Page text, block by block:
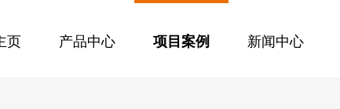
页 产品中心 项目案例 新闻中心